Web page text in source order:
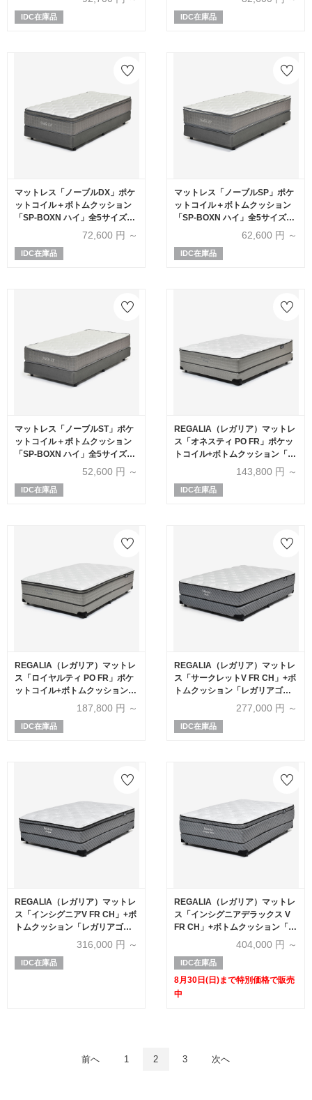
IDC在庫品 IDC在庫品
マットレス「ノーブルDX」ポケ
ットコイル＋ボトムクッション
「SP-BOXN ハイ」全5サイズ
【マットレス+ボトムのセット】
72,600 円 ～
IDC在庫品
マットレス「ノーブルSP」ポケ
ットコイル＋ボトムクッション
「SP-BOXN ハイ」全5サイズ
【マットレス+ボトムのセット】
62,600 円 ～
IDC在庫品
マットレス「ノーブルST」ポケ
ットコイル＋ボトムクッション
「SP-BOXN ハイ」全5サイズ
【マットレス+ボトムのセット】
52,600 円 ～
IDC在庫品
REGALIA（レガリア）マットレ
ス「オネスティ PO FR」ポケッ
トコイル+ボトムクッション「レ
ガリアスタンダード BN FR ハ
イ」全5サイズ【マットレス+ボ
トムのセット】
143,800 円 ～
IDC在庫品
REGALIA（レガリア）マットレ
ス「ロイヤルティ PO FR」ポケ
ットコイル+ボトムクッション
「レガリアスタンダード BN FR
ハイ」全5サイズ【マットレス
+ボトムのセット】
187,800 円 ～
IDC在庫品
REGALIA（レガリア）マットレ
ス「サークレットV FR CH」+ボ
トムクッション「レガリアゴー
ルドV FR PO ハイ」ポケットコ
イル 全5サイズ【マットレス+ボ
トムのセット】
277,000 円 ～
IDC在庫品
REGALIA（レガリア）マットレ
ス「インシグニアV FR CH」+ボ
トムクッション「レガリアゴー
ルドV FR PO ハイ」ポケットコ
イル 全6サイズ【マットレス+ボ
トムのセット】
316,000 円 ～
IDC在庫品
REGALIA（レガリア）マットレ
ス「インシグニアデラックス V
FR CH」+ボトムクッション「レ
ガリアゴールドV FR PO ハイ」
ポケットコイル 全6サイズ【マ
ットレス+ボトムのセット】【有
明ショールーム30周年記念特別
価格】
404,000 円 ～
IDC在庫品
8月30日(日)まで特別価格で販売
中
前へ 1 2 3 次へ